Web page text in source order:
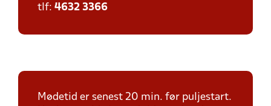
tlf: 4632 3366
Mødetid er senest 20 min. før puljestart.